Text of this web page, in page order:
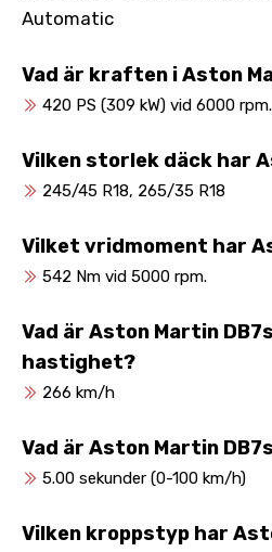
Automatic
Vad är kraften i Aston
420 PS (309 kW) vid 6000 rpm.
Vilken storlek däck har
245/45 R18, 265/35 R18
Vilket vridmoment har
542 Nm vid 5000 rpm.
Vad är Aston Martin
hastighet?
266 km/h
Vad är Aston Martin
5.00 sekunder (0-100 km/h)
Vilken kroppstyp har